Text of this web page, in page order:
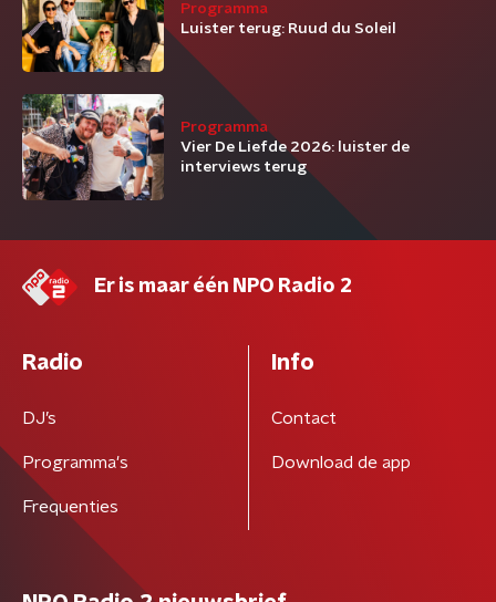
Programma
Luister terug: Ruud du Soleil
Programma
Vier De Liefde 2026: luister de
interviews terug
Er is maar één NPO Radio 2
Radio
DJ’s
Programma's
Frequenties
Info
Contact
Download de app